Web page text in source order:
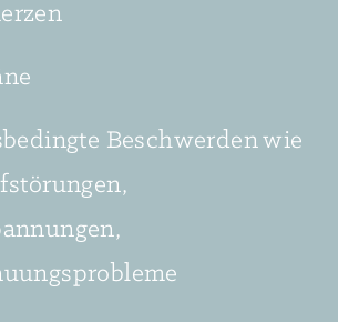
Beschwerden wie